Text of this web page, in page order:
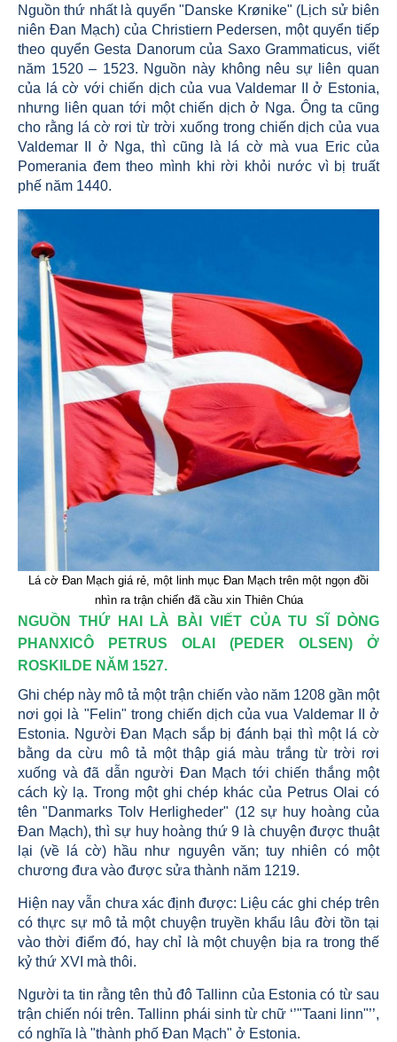
Nguồn thứ nhất là quyển "Danske Krønike" (Lịch sử biên
niên Đan Mạch) của Christiern Pedersen, một quyển tiếp
theo quyển Gesta Danorum của Saxo Grammaticus, viết
năm 1520 – 1523. Nguồn này không nêu sự liên quan
của lá cờ với chiến dịch của vua Valdemar II ở Estonia,
nhưng liên quan tới một chiến dịch ở Nga. Ông ta cũng
cho rằng lá cờ rơi từ trời xuống trong chiến dịch của vua
Valdemar II ở Nga, thì cũng là lá cờ mà vua Eric của
Pomerania đem theo mình khi rời khỏi nước vì bị truất
phế năm 1440.
Lá cờ Đan Mạch giá rẻ, một linh mục Đan Mạch trên một ngọn đồi
nhìn ra trận chiến đã cầu xin Thiên Chúa
NGUỒN THỨ HAI LÀ BÀI VIẾT CỦA TU SĨ DÒNG
PHANXICÔ PETRUS OLAI (PEDER OLSEN) Ở
ROSKILDE NĂM 1527.
Ghi chép này mô tả một trận chiến vào năm 1208 gần một
nơi gọi là "Felin" trong chiến dịch của vua Valdemar II ở
Estonia. Người Đan Mạch sắp bị đánh bại thì một lá cờ
bằng da cừu mô tả một thập giá màu trắng từ trời rơi
xuống và đã dẫn người Đan Mạch tới chiến thắng một
cách kỳ lạ. Trong một ghi chép khác của Petrus Olai có
tên "Danmarks Tolv Herligheder" (12 sự huy hoàng của
Đan Mạch), thì sự huy hoàng thứ 9 là chuyện được thuật
lại (về lá cờ) hầu như nguyên văn; tuy nhiên có một
chương đưa vào được sửa thành năm 1219.
Hiện nay vẫn chưa xác định được: Liệu các ghi chép trên
có thực sự mô tả một chuyện truyền khẩu lâu đời tồn tại
vào thời điểm đó, hay chỉ là một chuyện bịa ra trong thế
kỷ thứ XVI mà thôi.
Người ta tin rằng tên thủ đô Tallinn của Estonia có từ sau
trận chiến nói trên. Tallinn phái sinh từ chữ ‘’"Taani linn"’’,
có nghĩa là "thành phố Đan Mạch" ở Estonia.